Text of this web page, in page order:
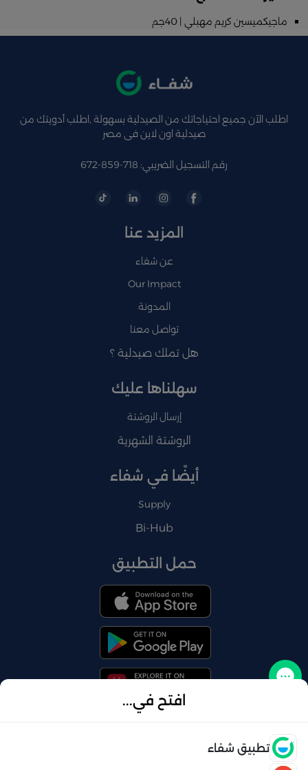
ماجيكميسين كريم مهبلي | 40جم
افتح في...
تطبيق شفاء
اطلب الآن جميع احتياجاتك من الصيدلية بسهولة ,اطلب أدويتك من
صيدلية اون لاين فى مصر
رقم التسجيل الضريبي: 718-859-672
المزيد عنا
عن شفاء
Our Impact
المدونة
تواصل معنا
هل تملك صيدلية ؟
سهلناها عليك
إرسال الروشتة
الروشتة الشهرية
أيضًا في شفاء
Supply
Bi-Hub
حمل التطبيق
© 2026 شفاء . كل الحقوق محفوظة
تواصل معنا